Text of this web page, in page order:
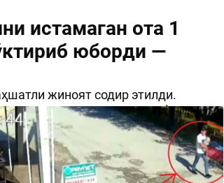
истамаган ота 1
юборди —
жиноят содир этилди.
Поделиться